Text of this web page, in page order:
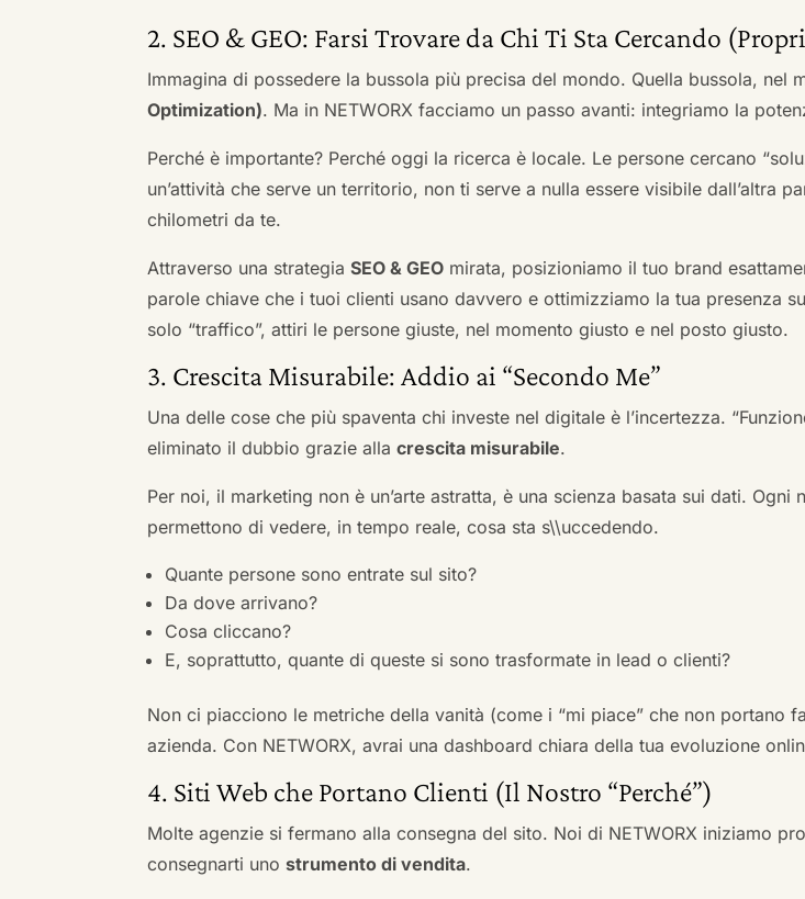
2. SEO & GEO: Farsi Trovare da Chi Ti Sta Cercando
Immagina di possedere la bussola più precisa del mondo. Quella bussola, nel
Optimization). Ma in NETWORX facciamo un passo avanti: integriamo la
Perché è importante? Perché oggi la ricerca è locale. Le persone cercano
un’attività che serve un territorio, non ti serve a nulla essere visibile dall’altra
chilometri da te.
Attraverso una strategiaSEO & GEO mirata, posizioniamo il tuo brand
parole chiave che i tuoi clienti usano davvero e ottimizziamo la tua presenza
solo “traffico”, attiri le persone giuste, nel momento giusto e nel posto giusto.
3. Crescita Misurabile: Addio ai “Secondo Me”
Una delle cose che più spaventa chi investe nel digitale è l’incertezza.
eliminato il dubbio grazie allacrescita misurabile.
Per noi, il marketing non è un’arte astratta, è una scienza basata sui dati.
permettono di vedere, in tempo reale, cosa sta s\\uccedendo.
Quante persone sono entrate sul sito?
Da dove arrivano?
Cosa cliccano?
E, soprattutto, quante di queste si sono trasformate in lead o clienti?
Non ci piacciono le metriche della vanità (come i “mi piace” che non portano
azienda. Con NETWORX, avrai una dashboard chiara della tua evoluzione
4. Siti Web che Portano Clienti (Il Nostro “Perché”)
Molte agenzie si fermano alla consegna del sito. Noi di NETWORX iniziamo
consegnarti unostrumento di vendita.